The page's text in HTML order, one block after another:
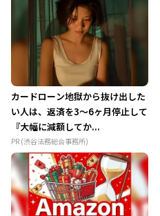
カードローン地獄から抜け出した
い人は、返済を3～6ヶ月停止して
『大幅に減額してか...
PR (渋谷法務総合事務所)